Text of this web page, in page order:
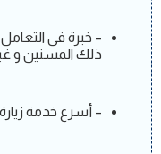
– خبرة فى
ذلك المسنين و
– أسرع خدمة